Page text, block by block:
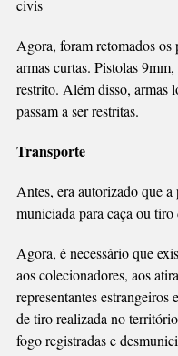
civis
Agora, foram retomados os
armas curtas. Pistolas
restrito. Além disso, armas
passam a ser restritas.
Transporte
Antes, era autorizado que a
municiada para caça ou tiro
Agora, é necessário que
aos colecionadores, aos
representantes
de tiro realizada no
fogo registradas e